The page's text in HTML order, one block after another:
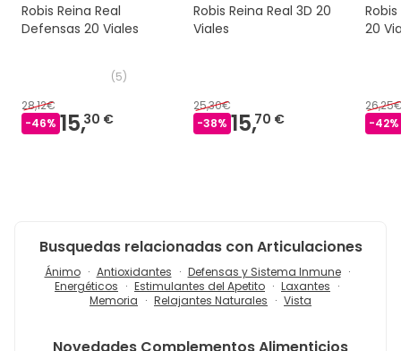
Robis Reina Real
Defensas 20 Viales
(5)
28,12€
-46% 15,30 €
Robis Reina Real 3D 20
Viales
25,30€
-38% 15,70 €
20
-42%
Busquedas relacionadas con Articulaciones
Ánimo Antioxidantes
Defensas y Sistema Inmune
Energéticos
Estimulantes del Apetito
Laxantes
Memoria
Relajantes Naturales Vista
Novedades Complementos Alimenticios